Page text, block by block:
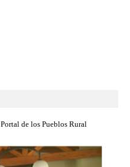
Portal de los Pueblos Rural